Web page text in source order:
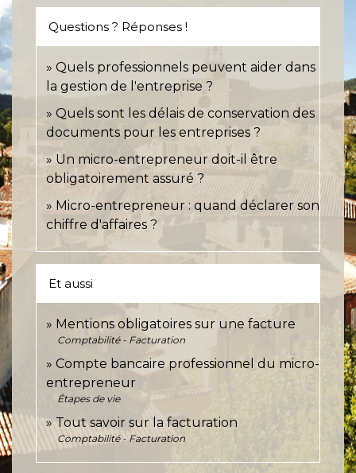
Questions ? Réponses !
Quels professionnels peuvent aider dans
la gestion de l'entreprise ?
Quels sont les délais de conservation des
documents pour les entreprises ?
Un micro-entrepreneur doit-il être
obligatoirement assuré ?
Micro-entrepreneur : quand déclarer son
chiffre d'affaires ?
Et aussi
Mentions obligatoires sur une facture
Comptabilité - Facturation
Compte bancaire professionnel du micro-
entrepreneur
Étapes de vie
Tout savoir sur la facturation
Comptabilité - Facturation